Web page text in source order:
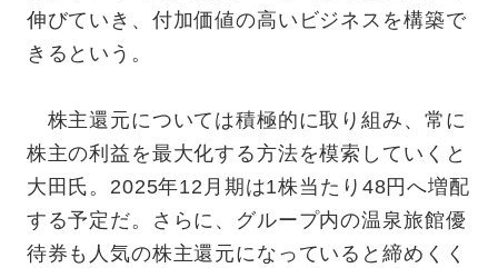
伸びていき、付加価値の高いビジネスを構築で
きるという。
株主還元については積極的に取り組み、常に
株主の利益を最大化する方法を模索していくと
大田氏。2025年12月期は1株当たり48円へ増配
する予定だ。さらに、グループ内の温泉旅館優
待券も人気の株主還元になっていると締めくく